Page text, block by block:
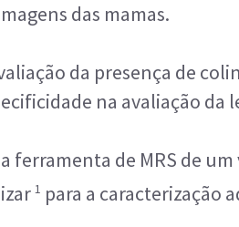
das mamas.
da presença de
na avaliação da
ferramenta de MRS de
1 para a caracterização